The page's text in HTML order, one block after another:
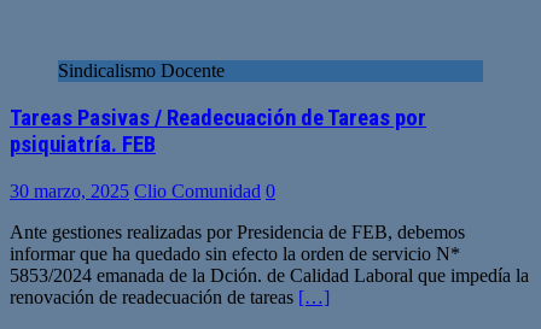
Sindicalismo Docente
Tareas Pasivas / Readecuación de Tareas por
psiquiatría. FEB
30 marzo, 2025 Clio Comunidad 0
Ante gestiones realizadas por Presidencia de FEB, debemos
informar que ha quedado sin efecto la orden de servicio N*
5853/2024 emanada de la Dción. de Calidad Laboral que impedía la
renovación de readecuación de tareas […]